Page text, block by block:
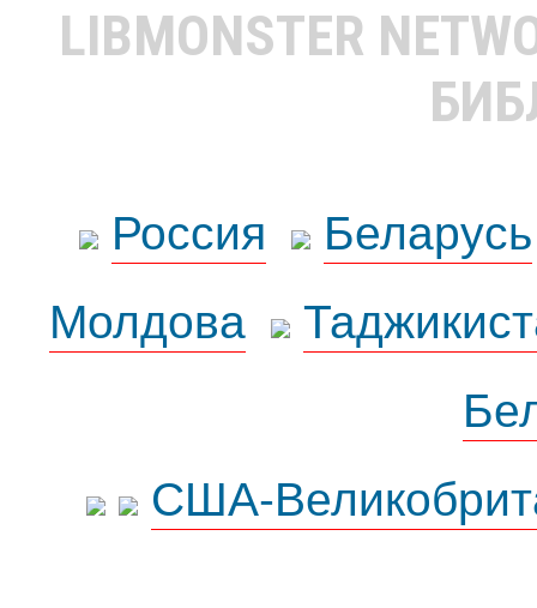
LIBMONSTER
Россия
Беларусь
Молдова
США-